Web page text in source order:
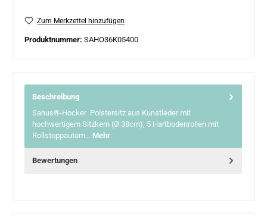
Zum Merkzettel hinzufügen
Produktnummer: SAHO36K05400
Beschreibung
Sanus®-Hocker Polstersitz aus Kunstleder mit
hochwertigem Sitzkern (Ø 38cm), 5 Hartbodenrollen mit
Rollstoppautom… Mehr
Bewertungen